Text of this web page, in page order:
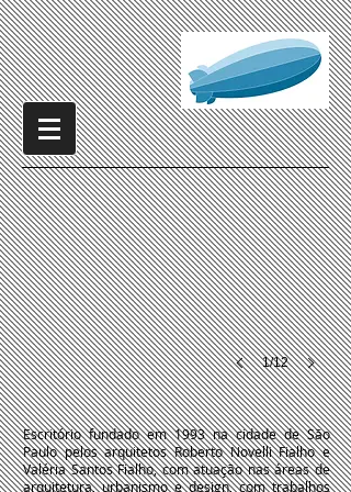
Escritório fundado em 1993 na cidade de São
Paulo pelos arquitetos Roberto Novelli Fialho e
Valéria Santos Fialho, com atuação nas áreas de
arquitetura, urbanismo e design, com trabalhos
Hotel Del Fiol
2016
a
2018
|
Obra
Concluída
1/12